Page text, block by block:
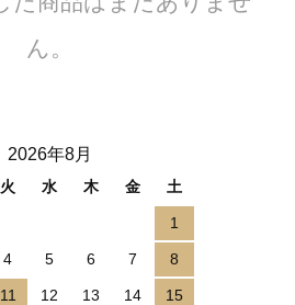
ん。
2026年8月
火 水 木 金 土
1
4 5 6 7 8
11 12 13 14 15